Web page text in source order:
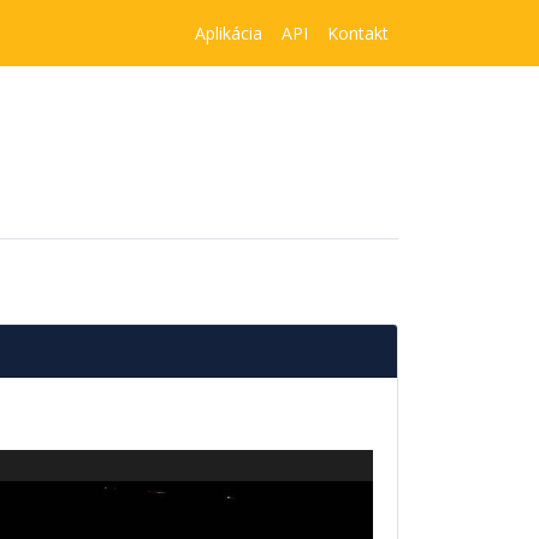
Aplikácia API Kontakt